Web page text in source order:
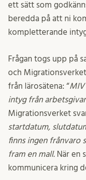
ett sätt som
beredda på att ni
kompletterande
Frågan togs upp på
och
från lärosätena: “
intyg från
Migrationsverket
startdatum,
finns ingen frånvaro
fram en mall. När en
kommunicera kring